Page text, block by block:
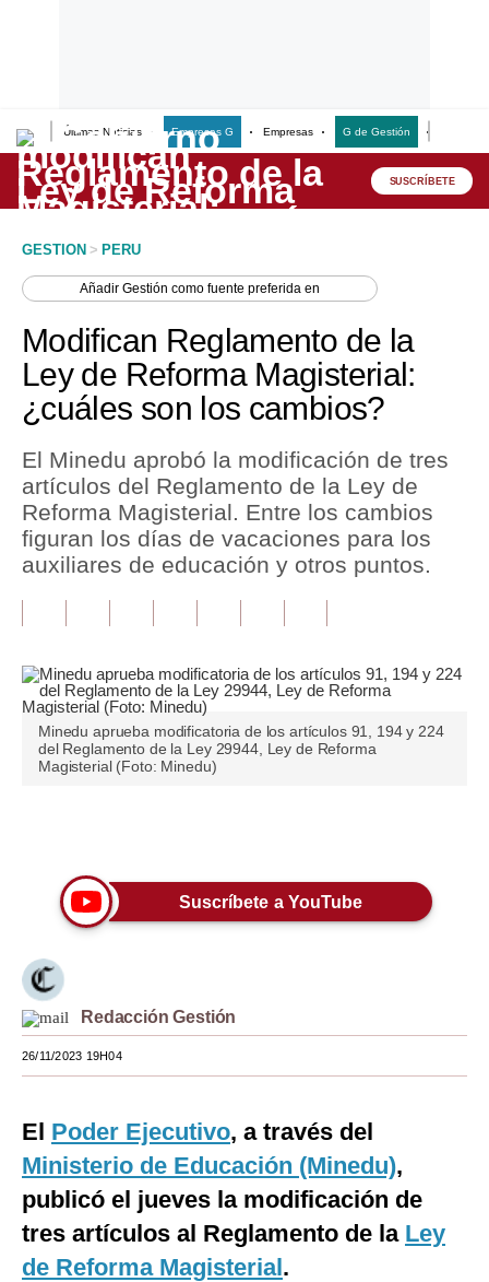
Últimas Noticias Empresas G Empresas G de Gestión
Lo último
Peru Quiosco
Economía
Mercados
Política
Tu Dinero
Finanzas Personales
Opinión
Editorial
Tendencias
Lujo
Viajes
Moda
Estilos
EEUU
España
Internacional
SUSCRÍBETE
GESTION > PERU
AñadirGestión como fuente preferida en
Modifican Reglamento de la
Ley de Reforma Magisterial:
¿cuáles son los cambios?
El Minedu aprobó la modificación de tres
artículos del Reglamento de la Ley de
Reforma Magisterial. Entre los cambios
figuran los días de vacaciones para los
auxiliares de educación y otros puntos.
Minedu aprueba modificatoria de los artículos 91, 194 y 224
del Reglamento de la Ley 29944, Ley de Reforma
Magisterial (Foto: Minedu)
Suscríbete a YouTube
Redacción Gestión
26/11/2023 19H04
El Poder Ejecutivo, a través del
Ministerio de Educación (Minedu),
publicó el jueves la modificación de
tres artículos al Reglamento de la Ley
de Reforma Magisterial.